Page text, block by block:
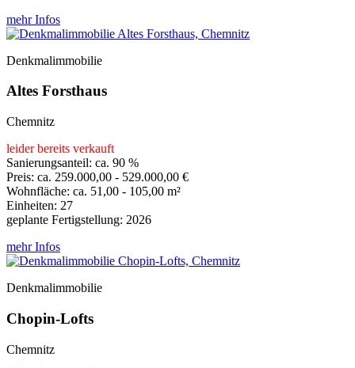
mehr Infos
Denkmalimmobilie
Altes Forsthaus
Chemnitz
leider bereits verkauft
Sanierungsanteil: ca. 90 %
Preis: ca. 259.000,00 - 529.000,00 €
Wohnfläche: ca. 51,00 - 105,00 m²
Einheiten: 27
geplante Fertigstellung: 2026
mehr Infos
Denkmalimmobilie
Chopin-Lofts
Chemnitz